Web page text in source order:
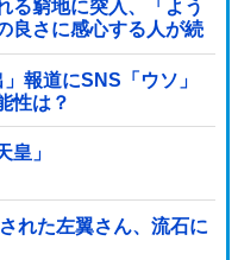
る窮地に突入、「よう
良さに感心する人が続
報道にSNS「ウソ」
性は？
皇」
れた左翼さん、流石に